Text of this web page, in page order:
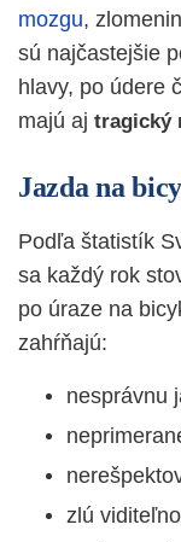
mozgu,
sú najčastejšie
hlavy, po údere
majú aj tragický
Jazda na
Podľa štatistík
sa každý rok
po úraze na
zahŕňajú:
nesprávnu
zlú